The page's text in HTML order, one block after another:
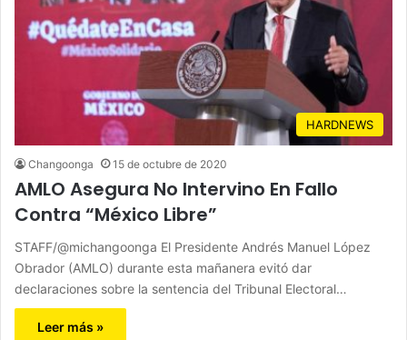
HARDNEWS
Changoonga 15 de octubre de 2020
AMLO Asegura No Intervino En Fallo
Contra “México Libre”
STAFF/@michangoonga El Presidente Andrés Manuel López
Obrador (AMLO) durante esta mañanera evitó dar
declaraciones sobre la sentencia del Tribunal Electoral…
Leer más »